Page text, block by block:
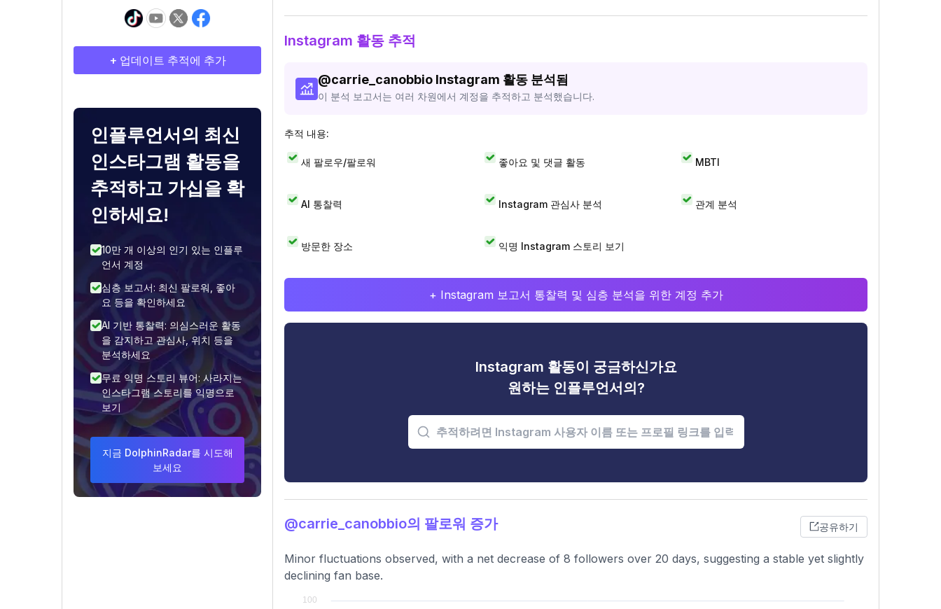
+ 업데이트 추적에 추가
인플루언서의 최신
인스타그램 활동을
추적하고 가십을 확
인하세요!
10만 개 이상의 인기 있는 인플루
언서 계정
심층 보고서: 최신 팔로워, 좋아
요 등을 확인하세요
AI 기반 통찰력: 의심스러운 활동
을 감지하고 관심사, 위치 등을
분석하세요
무료 익명 스토리 뷰어: 사라지는
인스타그램 스토리를 익명으로
보기
지금 DolphinRadar를 시도해
보세요
Instagram 활동 추적
@carrie_canobbio Instagram 활동 분석됨
이 분석 보고서는 여러 차원에서 계정을 추적하고 분석했습니다.
추적 내용:
새 팔로우/팔로워 좋아요 및 댓글 활동 MBTI
AI 통찰력 Instagram 관심사 분석 관계 분석
방문한 장소 익명 Instagram 스토리 보기
+ Instagram 보고서 통찰력 및 심층 분석을 위한 계정 추가
Instagram 활동이 궁금하신가요
원하는 인플루언서의?
@carrie_canobbio의 팔로워 증가 공유하기
Minor fluctuations observed, with a net decrease of 8 followers over 20 days, suggesting a stable yet slightly
declining fan base.